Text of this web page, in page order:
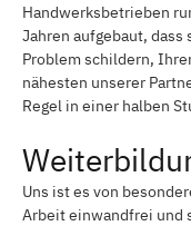
Handwerksbetrieben
Jahren aufgebaut,
Problem schildern,
nähesten unserer
Regel in einer halben
Uns ist es von
Arbeit einwandfrei und